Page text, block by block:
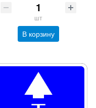
шт
В корзину